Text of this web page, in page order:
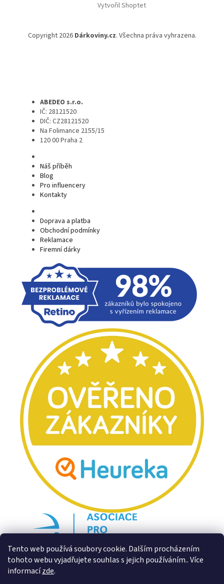
Tento web používá soubory cookie. Dalším procházením
tohoto webu vyjadřujete souhlas s jejich používáním.. Více
informacízde.
Vytvořil Shoptet
Copyright 2026 Dárkoviny.cz. Všechna práva vyhrazena.
ABEDEO s.r.o.
IČ: 28121520
DIČ: CZ28121520
Na Folimance 2155/15
120 00 Praha 2
Náš příběh
Blog
Pro influencery
Kontakty
Doprava a platba
Obchodní podmínky
Reklamace
Firemní dárky